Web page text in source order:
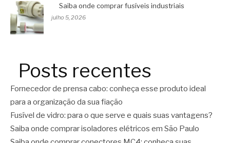
Saiba onde comprar fusíveis industriais
julho 5, 2026
Posts recentes
Fornecedor de prensa cabo: conheça esse produto ideal
para a organização da sua fiação
Fusível de vidro: para o que serve e quais suas vantagens?
Saiba onde comprar isoladores elétricos em São Paulo